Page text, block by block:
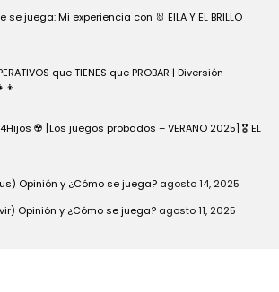
juega: Mi experiencia con 🐰 EILA Y EL BRILLO
que TIENES que PROBAR | Diversión
☢️ [Los juegos probados – VERANO 2025] 🎖️ EL
Opinión y ¿Cómo se juega? agosto 14, 2025
Opinión y ¿Cómo se juega? agosto 11, 2025